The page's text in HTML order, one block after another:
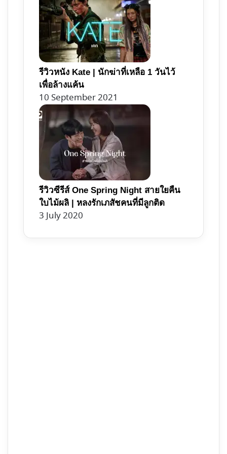
รีวิวหนัง Kate | นักฆ่าที่เหลือ 1 วันไว้
เพื่อล้างแค้น
10 September 2021
รีวิวซีรีส์ One Spring Night สายใยคืน
ใบไม้ผลิ | หลงรักเภสัชคนที่มีลูกติด
3 July 2020